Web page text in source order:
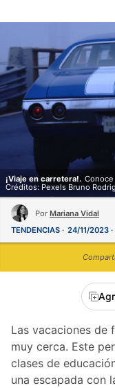
¡Viaje en carretera!.
Créditos: Pexels Bruno
Por Mariana Vidal
TENDENCIAS
24/11/2023
Las vacaciones de
muy cerca. Este
clases de
una escapada con